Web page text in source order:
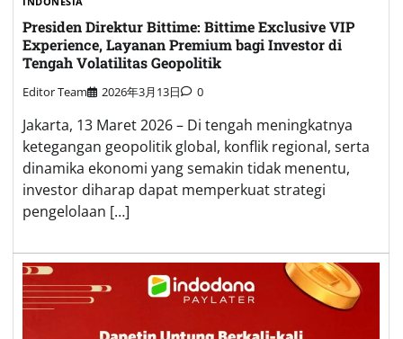
Presiden Direktur Bittime: Bittime Exclusive VIP
Experience, Layanan Premium bagi Investor di
Tengah Volatilitas Geopolitik
Editor Team 2026年3月13日 0
Jakarta, 13 Maret 2026 – Di tengah meningkatnya
ketegangan geopolitik global, konflik regional, serta
dinamika ekonomi yang semakin tidak menentu,
investor diharap dapat memperkuat strategi
pengelolaan […]